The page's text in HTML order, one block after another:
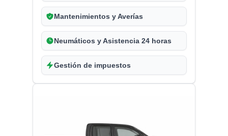
Mantenimientos y Averías
Neumáticos y Asistencia 24 horas
Gestión de impuestos